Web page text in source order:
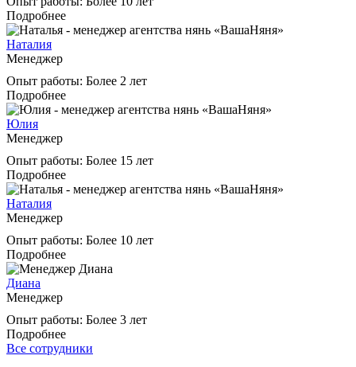
Подробнее
Наталия
Менеджер
Опыт работы: Более 2 лет
Подробнее
Юлия
Менеджер
Опыт работы: Более 15 лет
Подробнее
Наталия
Менеджер
Опыт работы: Более 10 лет
Подробнее
Диана
Менеджер
Опыт работы: Более 3 лет
Подробнее
Все сотрудники